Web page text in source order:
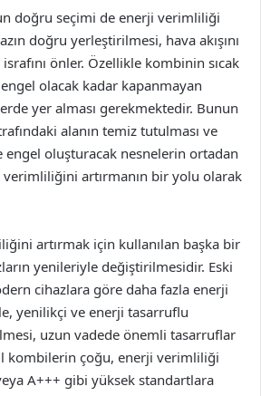
doğru seçimi de enerji verimliliği
doğru yerleştirilmesi, hava akışını
önler. Özellikle kombinin sıcak
engel olacak kadar kapanmayan
yer alması gerekmektedir. Bunun
alanın temiz tutulması ve
engel oluşturacak nesnelerin ortadan
verimliliğini artırmanın bir yolu olarak
artırmak için kullanılan başka bir
yenileriyle değiştirilmesidir. Eski
cihazlara göre daha fazla enerji
yenilikçi ve enerji tasarruflu
uzun vadede önemli tasarruflar
kombilerin çoğu, enerji verimliliği
veya A+++ gibi yüksek standartlara